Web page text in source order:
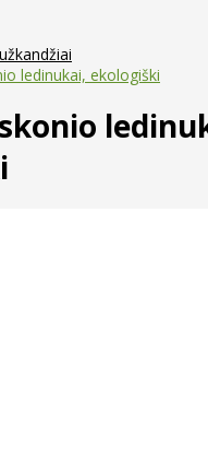
ledinukai, ekologiški
skonio